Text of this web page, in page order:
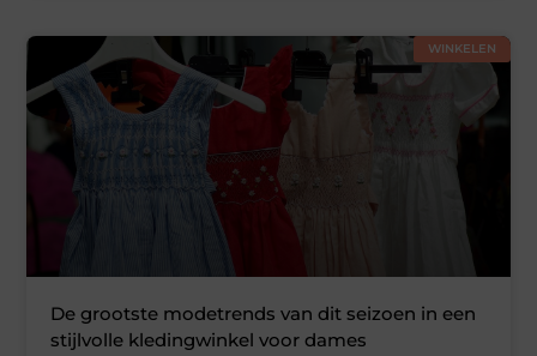
WINKELEN
De grootste modetrends van dit seizoen in een
stijlvolle kledingwinkel voor dames